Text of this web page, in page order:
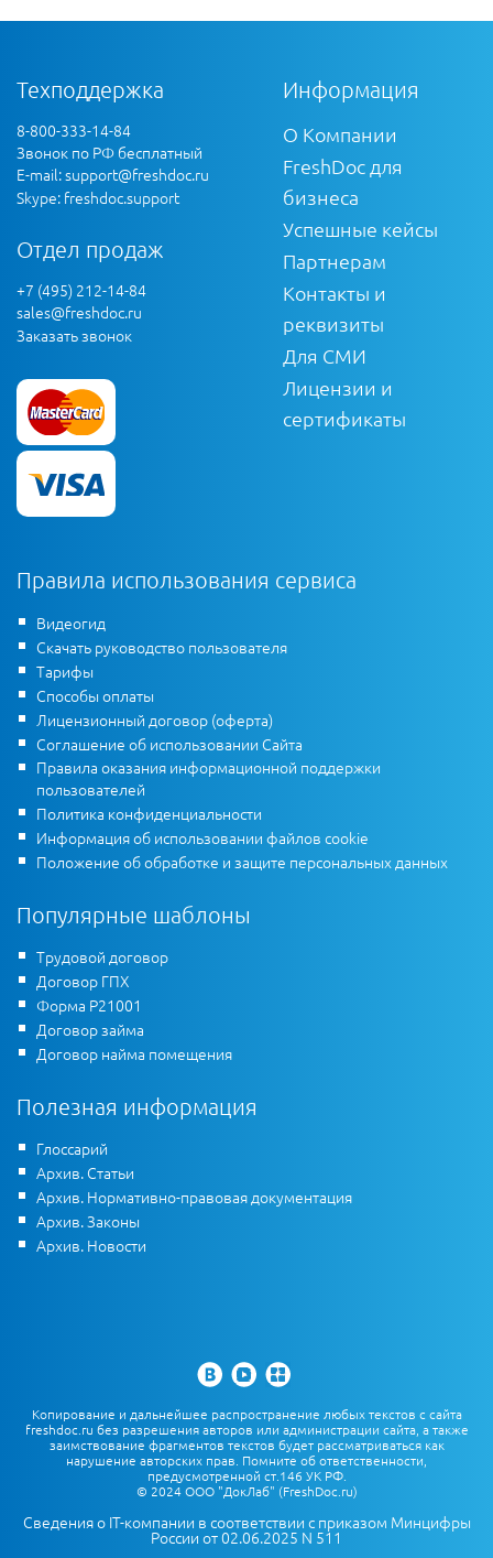
Техподдержка
8-800-333-14-84
Звонок по РФ бесплатный
E-mail:support@freshdoc.ru
Skype: freshdoc.support
Отдел продаж
+7 (495) 212-14-84
sales@freshdoc.ru
Заказать звонок
Информация
О Компании
FreshDoc для
бизнеса
Успешные кейсы
Партнерам
Контакты и
реквизиты
Для СМИ
Лицензии и
сертификаты
Правила использования сервиса
Видеогид
Скачать руководство пользователя
Тарифы
Способы оплаты
Лицензионный договор (оферта)
Соглашение об использовании Сайта
Правила оказания информационной поддержки
пользователей
Политика конфиденциальности
Информация об использовании файлов cookie
Положение об обработке и защите персональных данных
Популярные шаблоны
Трудовой договор
Договор ГПХ
Форма Р21001
Договор займа
Договор найма помещения
Полезная информация
Глоссарий
Архив. Статьи
Архив. Нормативно-правовая документация
Архив. Законы
Архив. Новости
Копирование и дальнейшее распространение любых текстов с сайта
freshdoc.ru без разрешения авторов или администрации сайта, а также
заимствование фрагментов текстов будет рассматриваться как
нарушение авторских прав. Помните об ответственности,
предусмотренной ст.146 УК РФ.
© 2024 ООО "ДокЛаб" (FreshDoc.ru)
Сведения о IT-компании в соответствии с приказом Минцифры
России от 02.06.2025 N 511